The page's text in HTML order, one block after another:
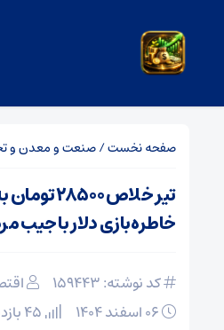
صفحه نخست/صنعت و معدن و
تیر خلاص
خاطره‌بازی دلار با جیب
کد نوشته: 159443